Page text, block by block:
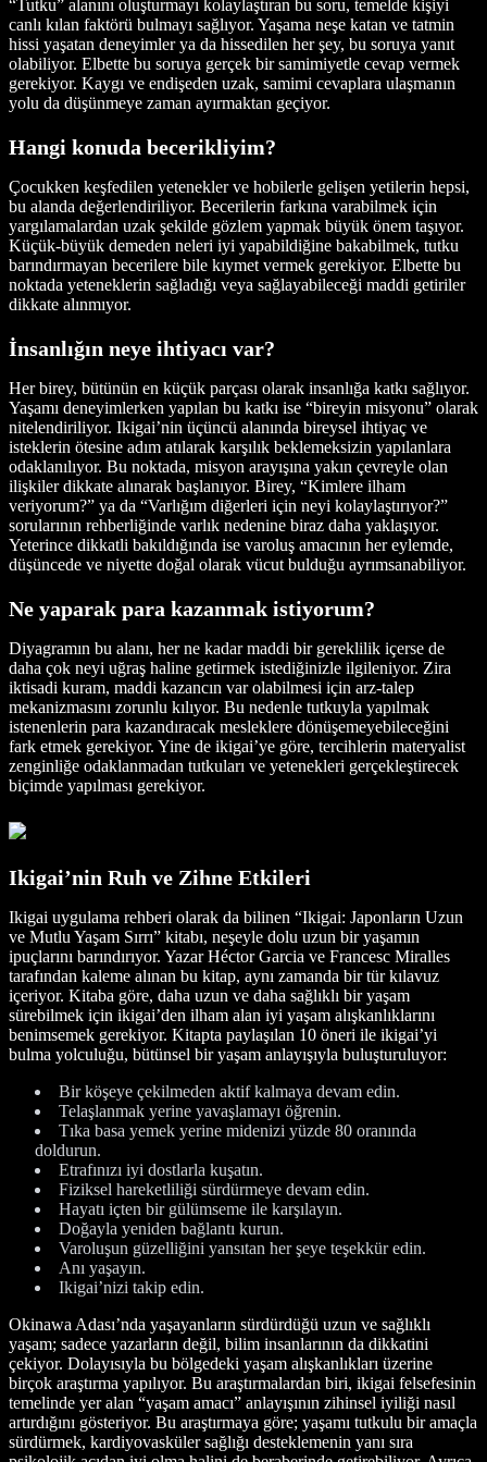
“Tutku” alanını oluşturmayı kolaylaştıran bu soru, temelde kişiyi
canlı kılan faktörü bulmayı sağlıyor. Yaşama neşe katan ve tatmin
hissi yaşatan deneyimler ya da hissedilen her şey, bu soruya yanıt
olabiliyor. Elbette bu soruya gerçek bir samimiyetle cevap vermek
gerekiyor. Kaygı ve endişeden uzak, samimi cevaplara ulaşmanın
yolu da düşünmeye zaman ayırmaktan geçiyor.
Hangi konuda becerikliyim?
Çocukken keşfedilen yetenekler ve hobilerle gelişen yetilerin hepsi,
bu alanda değerlendiriliyor. Becerilerin farkına varabilmek için
yargılamalardan uzak şekilde gözlem yapmak büyük önem taşıyor.
Küçük-büyük demeden neleri iyi yapabildiğine bakabilmek, tutku
barındırmayan becerilere bile kıymet vermek gerekiyor. Elbette bu
noktada yeteneklerin sağladığı veya sağlayabileceği maddi getiriler
dikkate alınmıyor.
İnsanlığın neye ihtiyacı var?
Her birey, bütünün en küçük parçası olarak insanlığa katkı sağlıyor.
Yaşamı deneyimlerken yapılan bu katkı ise “bireyin misyonu” olarak
nitelendiriliyor. Ikigai’nin üçüncü alanında bireysel ihtiyaç ve
isteklerin ötesine adım atılarak karşılık beklemeksizin yapılanlara
odaklanılıyor. Bu noktada, misyon arayışına yakın çevreyle olan
ilişkiler dikkate alınarak başlanıyor. Birey, “Kimlere ilham
veriyorum?” ya da “Varlığım diğerleri için neyi kolaylaştırıyor?”
sorularının rehberliğinde varlık nedenine biraz daha yaklaşıyor.
Yeterince dikkatli bakıldığında ise varoluş amacının her eylemde,
düşüncede ve niyette doğal olarak vücut bulduğu ayrımsanabiliyor.
Ne yaparak para kazanmak istiyorum?
Diyagramın bu alanı, her ne kadar maddi bir gereklilik içerse de
daha çok neyi uğraş haline getirmek istediğinizle ilgileniyor. Zira
iktisadi kuram, maddi kazancın var olabilmesi için arz-talep
mekanizmasını zorunlu kılıyor. Bu nedenle tutkuyla yapılmak
istenenlerin para kazandıracak mesleklere dönüşemeyebileceğini
fark etmek gerekiyor. Yine de ikigai’ye göre, tercihlerin materyalist
zenginliğe odaklanmadan tutkuları ve yetenekleri gerçekleştirecek
biçimde yapılması gerekiyor.
Ikigai’nin Ruh ve Zihne Etkileri
Ikigai uygulama rehberi olarak da bilinen “Ikigai: Japonların Uzun
ve Mutlu Yaşam Sırrı” kitabı, neşeyle dolu uzun bir yaşamın
ipuçlarını barındırıyor. Yazar Héctor Garcia ve Francesc Miralles
tarafından kaleme alınan bu kitap, aynı zamanda bir tür kılavuz
içeriyor. Kitaba göre, daha uzun ve daha sağlıklı bir yaşam
sürebilmek için ikigai’den ilham alan iyi yaşam alışkanlıklarını
benimsemek gerekiyor. Kitapta paylaşılan 10 öneri ile ikigai’yi
bulma yolculuğu, bütünsel bir yaşam anlayışıyla buluşturuluyor:
Bir köşeye çekilmeden aktif kalmaya devam edin.
Telaşlanmak yerine yavaşlamayı öğrenin.
Tıka basa yemek yerine midenizi yüzde 80 oranında
doldurun.
Etrafınızı iyi dostlarla kuşatın.
Fiziksel hareketliliği sürdürmeye devam edin.
Hayatı içten bir gülümseme ile karşılayın.
Doğayla yeniden bağlantı kurun.
Varoluşun güzelliğini yansıtan her şeye teşekkür edin.
Anı yaşayın.
Ikigai’nizi takip edin.
Okinawa Adası’nda yaşayanların sürdürdüğü uzun ve sağlıklı
yaşam; sadece yazarların değil, bilim insanlarının da dikkatini
çekiyor. Dolayısıyla bu bölgedeki yaşam alışkanlıkları üzerine
birçok araştırma yapılıyor. Bu araştırmalardan biri, ikigai felsefesinin
temelinde yer alan “yaşam amacı” anlayışının zihinsel iyiliği nasıl
artırdığını gösteriyor. Bu araştırmaya göre; yaşamı tutkulu bir amaçla
sürdürmek, kardiyovasküler sağlığı desteklemenin yanı sıra